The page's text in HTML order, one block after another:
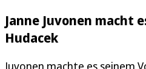
Janne Juvonen macht
Hudacek